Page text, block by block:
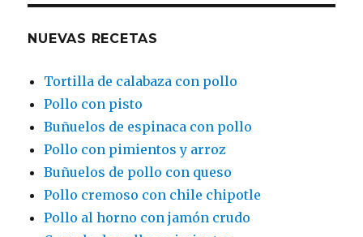
NUEVAS RECETAS
Tortilla de calabaza con pollo
Pollo con pisto
Buñuelos de espinaca con pollo
Pollo con pimientos y arroz
Buñuelos de pollo con queso
Pollo cremoso con chile chipotle
Pollo al horno con jamón crudo